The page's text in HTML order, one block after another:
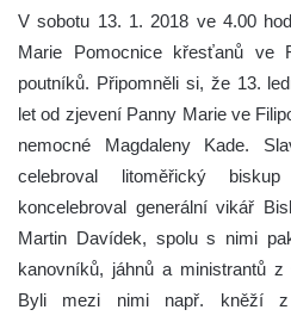
V sobotu 13. 1. 2018 ve 4.00
Marie Pomocnice křesťanů ve
poutníků. Připomněli si, že 13.
let od zjevení Panny Marie ve
nemocné Magdaleny Kade.
celebroval litoměřický
koncelebroval generální vikář
Martin Davídek, spolu s nimi
kanovníků, jáhnů a ministrantů
Byli mezi nimi např. kněží z